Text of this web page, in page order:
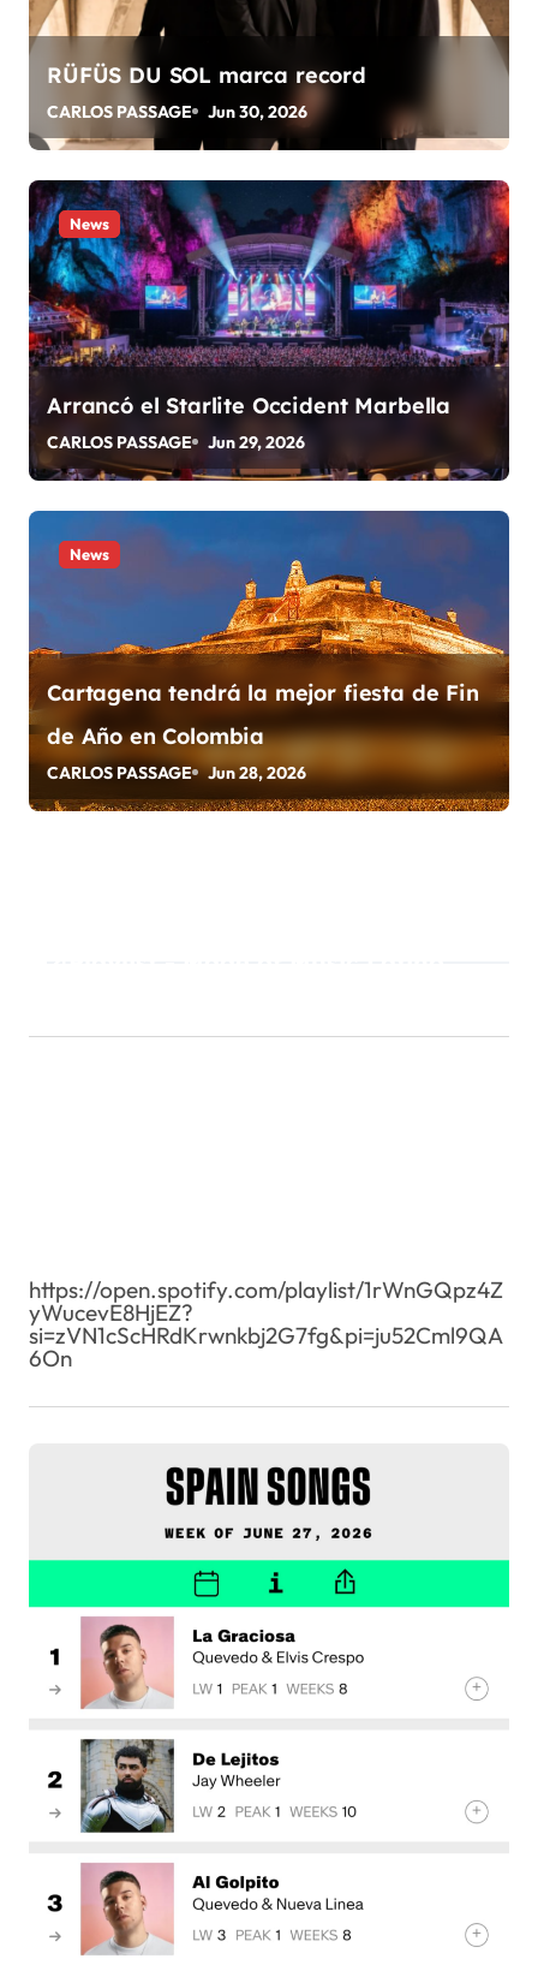
i
ó
n
d
e
e
n
t
r
a
d
s
RÜFÜS DU SOL marca record
CARLOS PASSAGE Jun 30, 2026
News
Arrancó el Starlite Occident Marbella
CARLOS PASSAGE Jun 29, 2026
News
Cartagena tendrá la mejor fiesta de Fin
de Año en Colombia
CARLOS PASSAGE Jun 28, 2026
https://open.spotify.com/playlist/1rWnGQpz4Z
yWucevE8HjEZ?
si=zVN1cScHRdKrwnkbj2G7fg&pi=ju52Cml9QA
6On